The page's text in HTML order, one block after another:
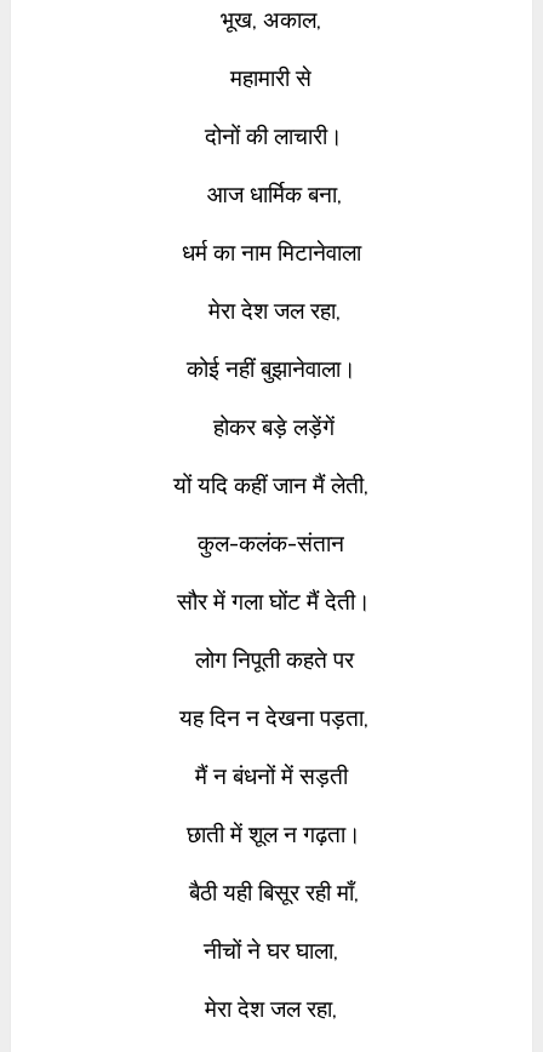
भूख, अकाल,
महामारी से
दोनों की लाचारी।
आज धार्मिक बना,
धर्म का नाम मिटानेवाला
मेरा देश जल रहा,
कोई नहीं बुझानेवाला।
होकर बड़े लड़ेंगें
योंयदि कहीं जान मैं लेती,
कुल-कलंक-संतान
सौर में गला घोंट मैं देती।
लोग निपूती कहते पर
यह दिन न देखना पड़ता,
मैं न बंधनों मेंसड़ती
छाती में शूल न गढ़ता।
बैठी यही बिसूर रही माँ,
नीचों ने घर घाला,
मेरा देश जल रहा,